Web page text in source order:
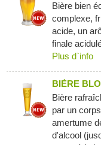
Bière bien
complexe,
acide, un
finale
Plus d`info
BIÈRE
Bière
par un
amertume
d'alcool